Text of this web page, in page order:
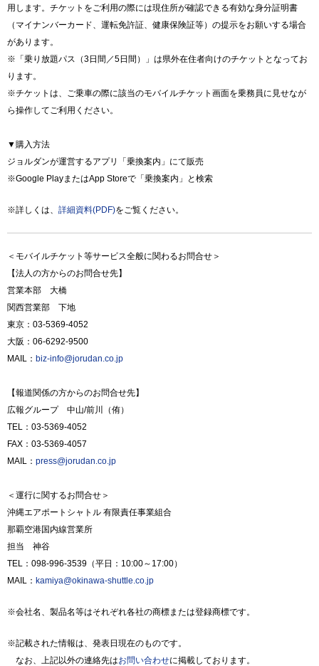
用します。チケットをご利用の際には現住所が確認できる有効な身分証明書
（マイナンバーカード、運転免許証、健康保険証等）の提示をお願いする場合
があります。
※「乗り放題パス（3日間／5日間）」は県外在住者向けのチケットとなってお
ります。
※チケットは、ご乗車の際に該当のモバイルチケット画面を乗務員に見せなが
ら操作してご利用ください。
▼購入方法
ジョルダンが運営するアプリ「乗換案内」にて販売
※Google PlayまたはApp Storeで「乗換案内」と検索
※詳しくは、 詳細資料(PDF)をご覧ください。
＜モバイルチケット等サービス全般に関わるお問合せ＞
【法人の方からのお問合せ先】
営業本部 大橋
関西営業部 下地
東京：03-5369-4052
大阪：06-6292-9500
MAIL： biz-info@jorudan.co.jp
【報道関係の方からのお問合せ先】
広報グループ 中山/前川（侑）
TEL：03-5369-4052
FAX：03-5369-4057
MAIL： press@jorudan.co.jp
＜運行に関するお問合せ＞
沖縄エアポートシャトル 有限責任事業組合
那覇空港国内線営業所
担当 神谷
TEL：098-996-3539（平日：10:00～17:00）
MAIL： kamiya@okinawa-shuttle.co.jp
※会社名、製品名等はそれぞれ各社の商標または登録商標です。
※記載された情報は、発表日現在のものです。
なお、上記以外の連絡先はお問い合わせに掲載しております。